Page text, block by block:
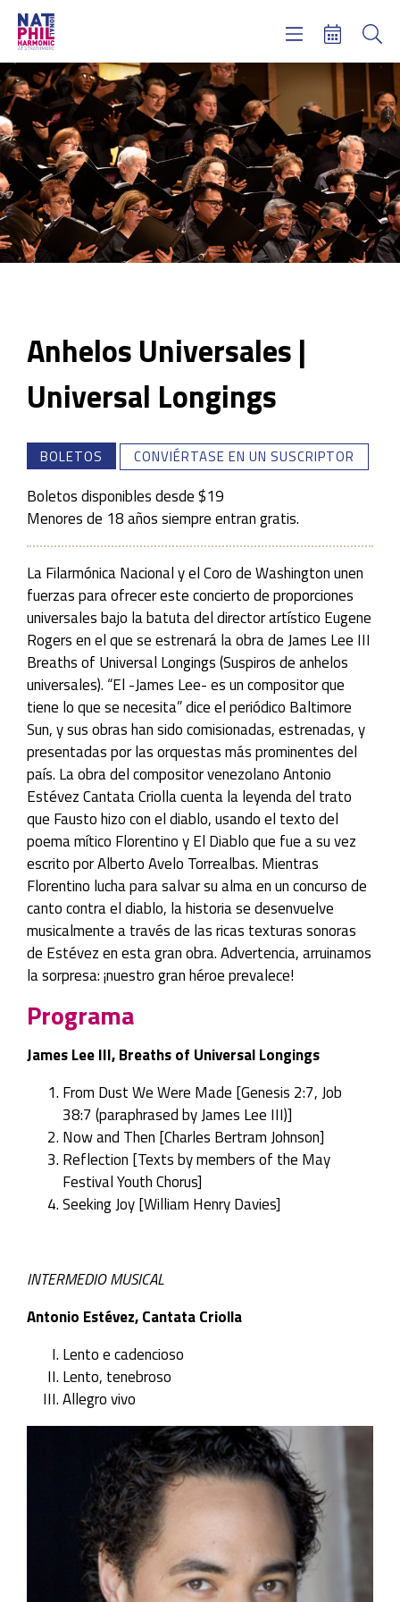
Anhelos Universales |
Universal Longings
BOLETOS CONVIÉRTASE EN UN SUSCRIPTOR
Boletos disponibles desde $19
Menores de 18 años siempre entran gratis.
La Filarmónica Nacional y el Coro de Washington unen
fuerzas para ofrecer este concierto de proporciones
universales bajo la batuta del director artístico Eugene
Rogers en el que se estrenará la obra de James Lee III
Breaths of Universal Longings (Suspiros de anhelos
universales). “El -James Lee- es un compositor que
tiene lo que se necesita” dice el periódico Baltimore
Sun, y sus obras han sido comisionadas, estrenadas, y
presentadas por las orquestas más prominentes del
país. La obra del compositor venezolano Antonio
Estévez Cantata Criolla cuenta la leyenda del trato
que Fausto hizo con el diablo, usando el texto del
poema mítico Florentino y El Diablo que fue a su vez
escrito por Alberto Avelo Torrealbas. Mientras
Florentino lucha para salvar su alma en un concurso de
canto contra el diablo, la historia se desenvuelve
musicalmente a través de las ricas texturas sonoras
de Estévez en esta gran obra. Advertencia, arruinamos
la sorpresa: ¡nuestro gran héroe prevalece!
Programa
James Lee III, Breaths of Universal Longings
From Dust We Were Made [Genesis 2:7, Job
38:7 (paraphrased by James Lee III)]
Now and Then [Charles Bertram Johnson]
Reflection [Texts by members of the May
Festival Youth Chorus]
Seeking Joy [William Henry Davies]
INTERMEDIO MUSICAL
Antonio Estévez, Cantata Criolla
Lento e cadencioso
Lento, tenebroso
Allegro vivo
Concerts & Tickets
Learning & Engagement
Support Us
About Us
Meet NatPhil
login
email sign up
donate now